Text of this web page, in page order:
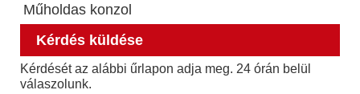
Műholdas konzol
Kérdés küldése
Kérdését az alábbi űrlapon adja meg. 24 órán belül
válaszolunk.